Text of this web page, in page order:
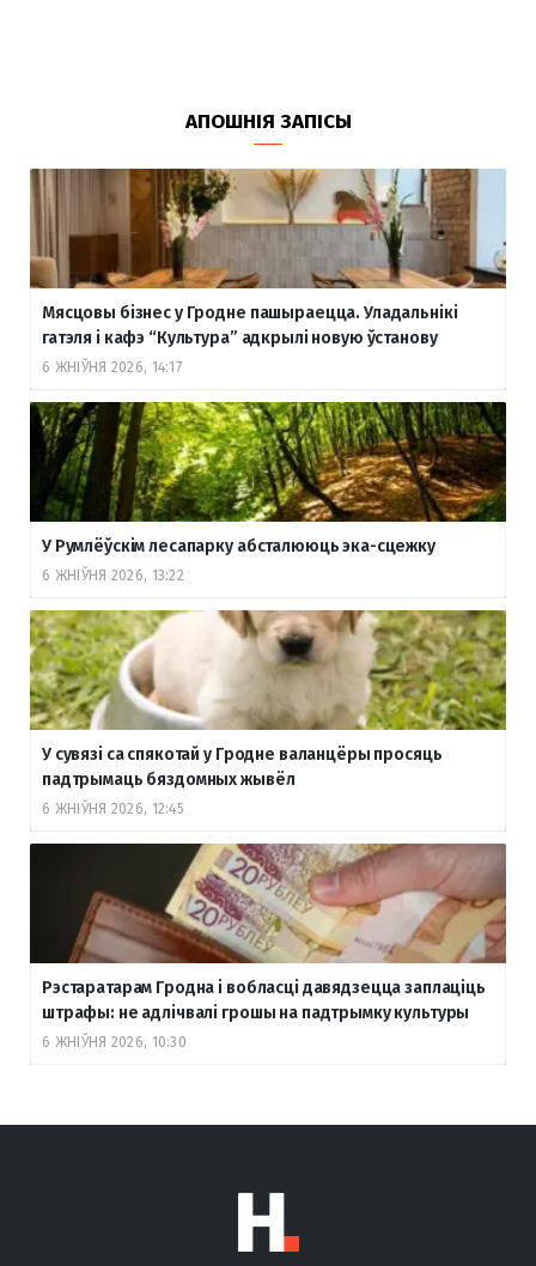
АПОШНІЯ ЗАПІСЫ
Мясцовы бізнес у Гродне пашыраецца. Уладальнікі
гатэля і кафэ “Культура” адкрылі новую ўстанову
6 ЖНІЎНЯ 2026, 14:17
У Румлёўскім лесапарку абсталююць эка-сцежку
6 ЖНІЎНЯ 2026, 13:22
У сувязі са спякотай у Гродне валанцёры просяць
падтрымаць бяздомных жывёл
6 ЖНІЎНЯ 2026, 12:45
Рэстаратарам Гродна і вобласці давядзецца заплаціць
штрафы: не адлічвалі грошы на падтрымку культуры
6 ЖНІЎНЯ 2026, 10:30